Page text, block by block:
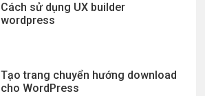
Cách sử dụng UX builder
wordpress
Tạo trang chuyển hướng download
cho WordPress